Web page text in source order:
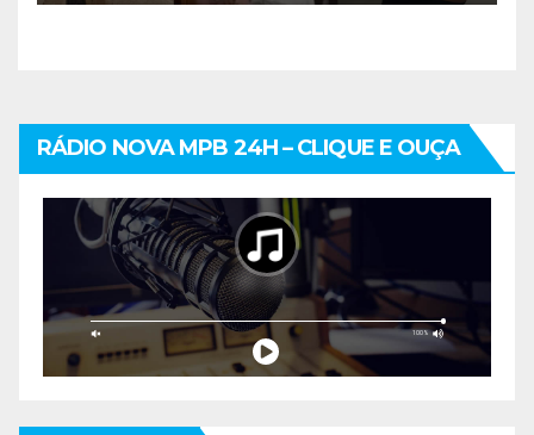
RÁDIO NOVA MPB 24H – CLIQUE E OUÇA